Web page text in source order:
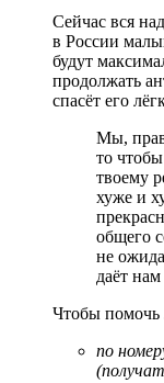
Сейчас вся
в России
будут
продолжать
спасёт его
Мы,
то
твоему
хуже и
общего
не
даёт
Чтобы
по